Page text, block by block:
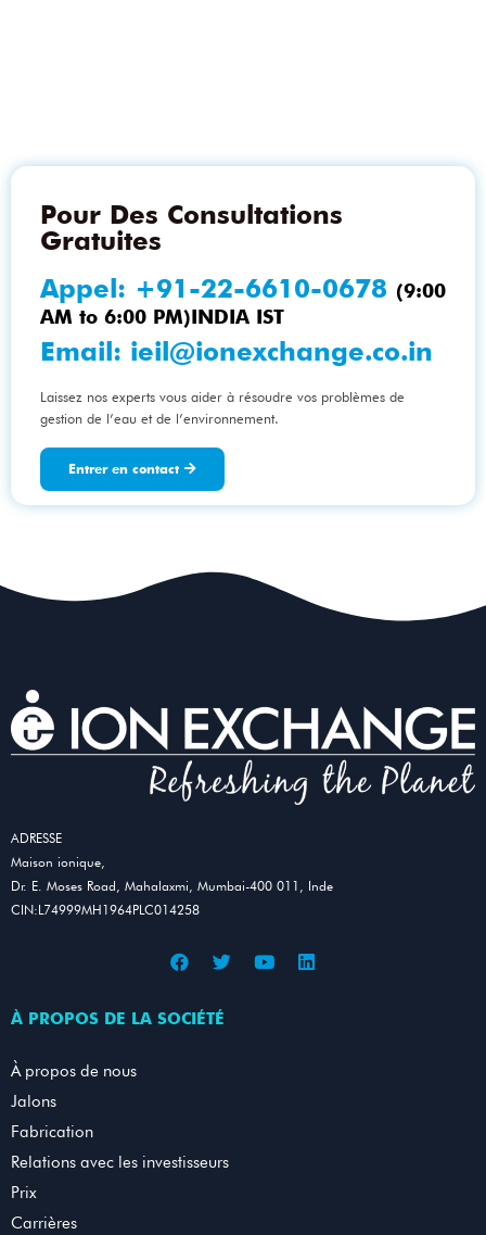
Pour Des Consultations
Gratuites
Appel: +91-22-6610-0678 (9:00
AM to 6:00 PM)INDIA IST
Email: ieil@ionexchange.co.in
Laissez nos experts vous aider à résoudre vos problèmes de
gestion de l’eau et de l’environnement.
Entrer en contact
ADRESSE
Maison ionique,
Dr. E. Moses Road, Mahalaxmi, Mumbai-400 011, Inde
CIN:L74999MH1964PLC014258
À PROPOS DE LA SOCIÉTÉ
À propos de nous
Jalons
Fabrication
Relations avec les investisseurs
Prix
Carrières